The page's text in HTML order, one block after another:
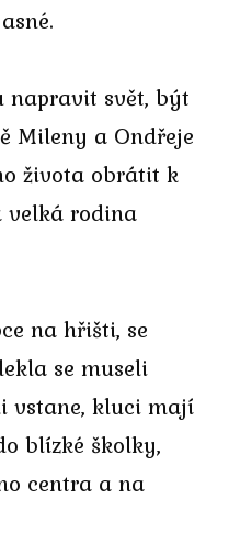
napravit svět, být
Mileny a Ondřeje
života obrátit k
velká rodina
na hřišti, se
se museli
vstane, kluci mají
blízké školky,
centra a na